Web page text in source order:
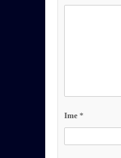
Ime *